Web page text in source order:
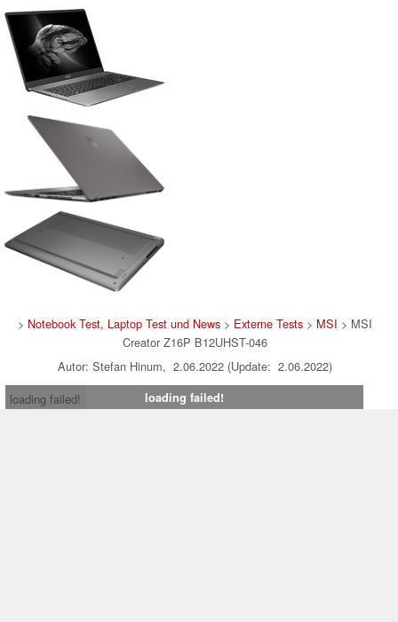
> Notebook Test, Laptop Test und News> Externe Tests> MSI > MSI
Creator Z16P B12UHST-046
Autor: Stefan Hinum, 2.06.2022 (Update: 2.06.2022)
loading failed!
loading failed!